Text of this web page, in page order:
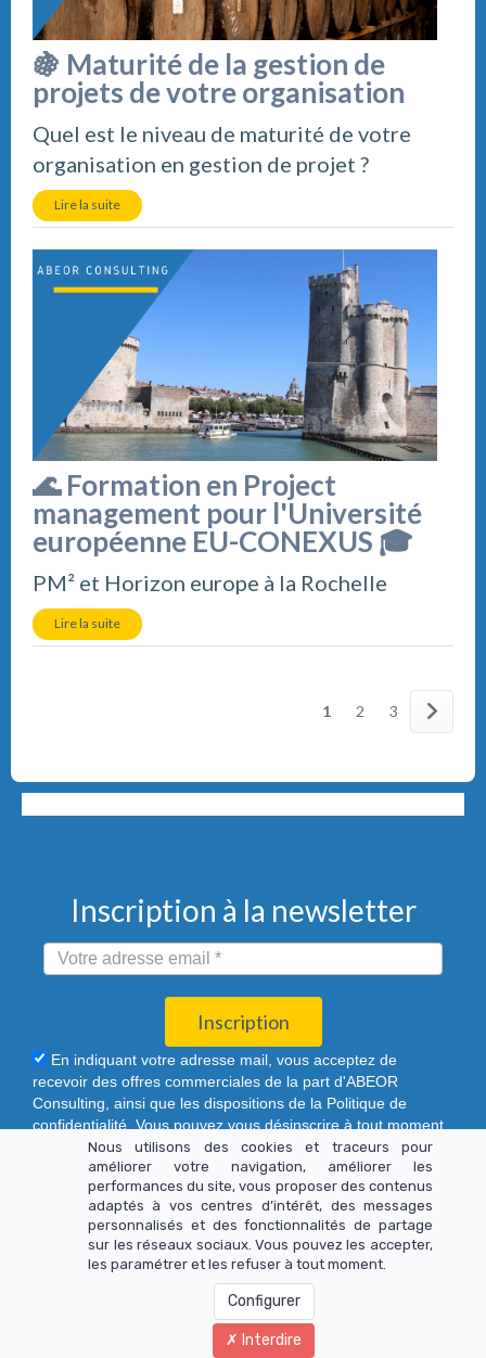
🍇 Maturité de la gestion de
projets de votre organisation
Quel est le niveau de maturité de votre
organisation en gestion de projet ?
Lire la suite
🌊 Formation en Project
management pour l'Université
européenne EU-CONEXUS 🎓
PM² et Horizon europe à la Rochelle
Lire la suite
1 2 3
Inscription à la newsletter
Inscription
En indiquant votre adresse mail, vous acceptez de
recevoir des offres commerciales de la part d'ABEOR
Consulting, ainsi que les dispositions de la Politique de
confidentialité. Vous pouvez vous désinscrire à tout moment
à travers les liens de désinscription ou par le formulaire de
© Copyright 2020 - 2026 ABEOR Consulting. Tous droits
réservés.
Politique de confidentialité
Nous utilisons des cookies et traceurs pour
améliorer votre navigation, améliorer les
performances du site, vous proposer des contenus
adaptés à vos centres d’intérêt, des messages
personnalisés et des fonctionnalités de partage
sur les réseaux sociaux. Vous pouvez les accepter,
les paramétrer et les refuser à tout moment.
Configurer
Interdire